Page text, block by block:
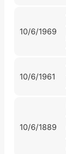
10/6/1969
10/6/1961
10/6/1889